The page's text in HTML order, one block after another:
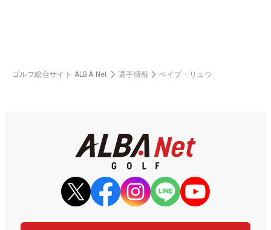
ゴルフ総合サイト ALBA Net 選手情報 ベイブ・リュウ